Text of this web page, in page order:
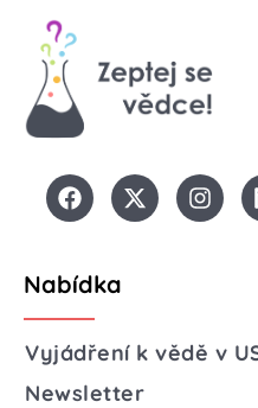
Nabídka
Vyjádření k vědě v
Newsletter